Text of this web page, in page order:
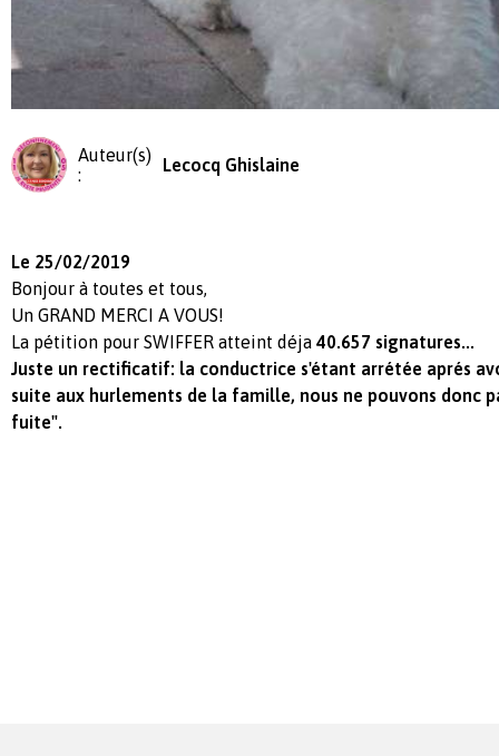
Auteur(s)
:
Lecocq Ghislaine
Le 25/02/2019
Bonjour à toutes et tous,
Un GRAND MERCI A VOUS!
La pétition pour SWIFFER atteint déja 40.657 signatures...
Juste un rectificatif: la conductrice s'étant arrétée aprés
suite aux hurlements de la famille, nous ne pouvons donc
fuite".